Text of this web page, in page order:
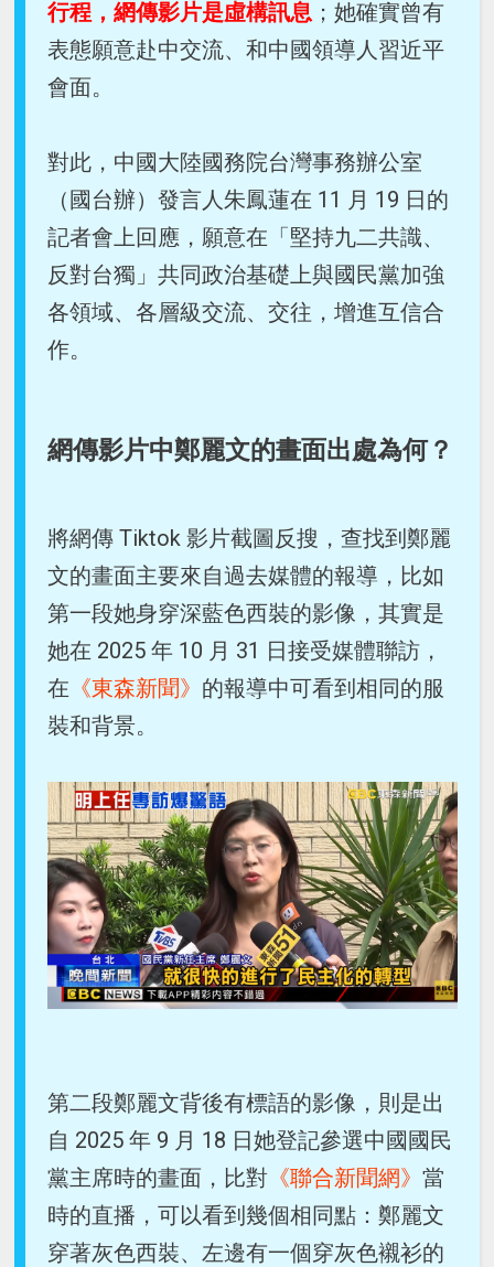
行程，網傳影片是虛構訊息 ；她確實曾有
表態願意赴中交流、和中國領導人習近平
會面。
對此，中國大陸國務院台灣事務辦公室
（國台辦）發言人朱鳳蓮在 11 月 19 日的
記者會上回應，願意在「堅持九二共識、
反對台獨」共同政治基礎上與國民黨加強
各領域、各層級交流、交往，增進互信合
作。
網傳影片中鄭麗文的畫面出處為何？
將網傳 Tiktok 影片截圖反搜，查找到鄭麗
文的畫面主要來自過去媒體的報導，比如
第一段她身穿深藍色西裝的影像，其實是
她在 2025 年 10 月 31 日接受媒體聯訪，
在 《東森新聞》 的報導中可看到相同的服
裝和背景。
第二段鄭麗文背後有標語的影像，則是出
自 2025 年 9 月 18 日她登記參選中國國民
黨主席時的畫面，比對 《聯合新聞網》當
時的直播，可以看到幾個相同點：鄭麗文
穿著灰色西裝、左邊有一個穿灰色襯衫的